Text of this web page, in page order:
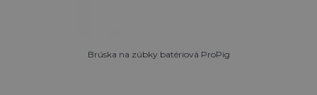
Brúska na zúbky batériová ProPig